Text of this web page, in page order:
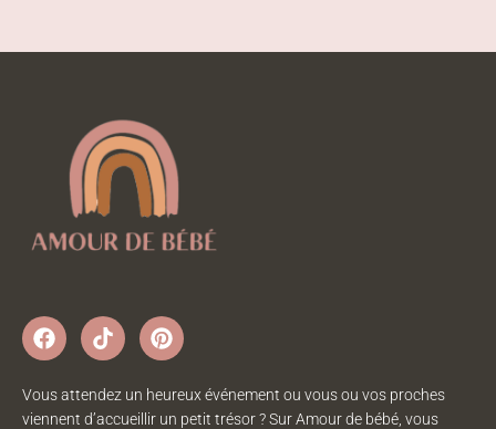
Vous attendez un heureux événement ou vous ou vos proches
viennent d’accueillir un petit trésor ? Sur Amour de bébé, vous